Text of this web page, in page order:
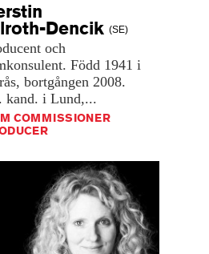
Dencik (SE)
och
Född 1941 i
bortgången 2008.
kand. i Lund,...
COMMISSIONER